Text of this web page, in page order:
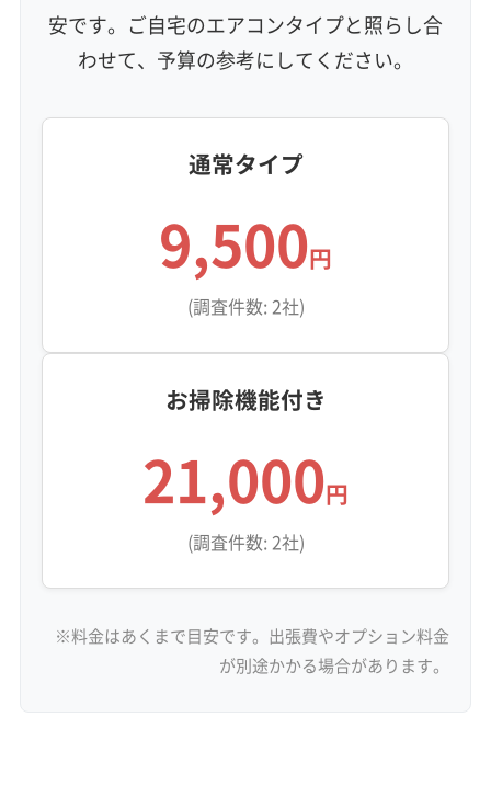
定額料金 複数台割引 初回割引
定期メンテナンス
安です。ご自宅のエアコンタイプと照らし合
わせて、予算の参考にしてください。
通常タイプ
9,500円
(調査件数: 2社)
お掃除機能付き
21,000円
(調査件数: 2社)
※料金はあくまで目安です。出張費やオプション料金
が別途かかる場合があります。